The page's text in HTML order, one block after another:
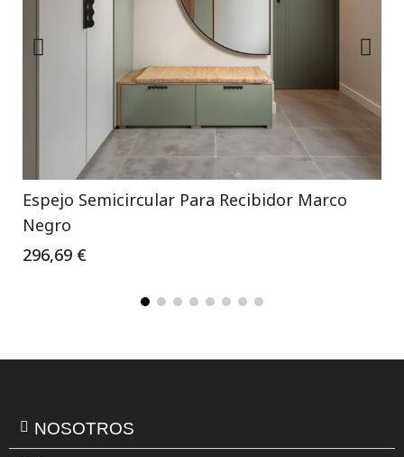
Espejo Semicircular Para Recibidor Marco
Negro
296,69 €
NOSOTROS